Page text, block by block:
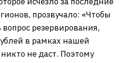
прозвучало: «Чтобы
резервирования,
в рамках нашей
не даст. Поэтому